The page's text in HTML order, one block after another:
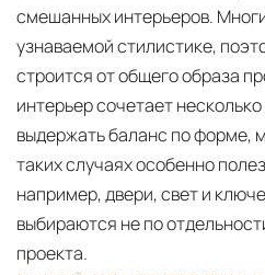
смешанных интерьеров.
узнаваемой стилистике,
строится от общего образа
интерьер сочетает
выдержать баланс по форме,
таких случаях особенно
например, двери, свет и
выбираются не по
проекта.